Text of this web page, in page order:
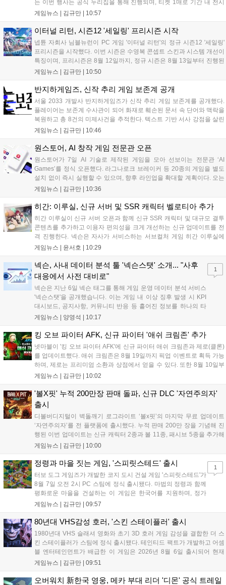
는 이번 행사는 공식 누리집을 통해 진행되며, 티켓 1매로 기간 내 전시
작을 제한 없이 체험할 수 있습니다. 일반 및 루키 부문 등 다양한 인디게
세계 누구나 참여 가능한 이번 행사는 역대 최대 규모로 열려 인디게임
게임뉴스 | 김규만 | 10:57
이터널 리턴, 시즌12 '세일링' 프리시즌 시작
넵튠 자회사 님블뉴런이 PC 게임 '이터널 리턴'의 정규 시즌12 '세일링'
프리시즌을 시작했다. 이번 시즌은 수영복 콘셉트 스킨과 시스템 개선이
특징이며, 프리시즌은 8월 12일까지, 정규 시즌은 8월 13일부터 진행된
다. 실험체 관찰일지 추가와 후반부 전략 강화를 위한 다중 크로노 스피
대를 모으고 있다....
게임뉴스 | 김규만 | 10:50
반지하게임즈, 신작 추리 게임 보존계 공개
서울 2033 개발사 반지하게임즈가 신작 추리 게임 보존계를 공개했다.
플레이어는 보존계 수사관이 되어 화재로 훼손된 문서 속 단어와 맥락을
복원하고 총 8건의 미제사건을 추적한다. 텍스트 기반 서사 강점을 살린
이번 게임은 정보 조합과 사건 재구성이 핵심이며, 현재 스팀 상점 페이
개발에 박차를 가하고 있다....
게임뉴스 | 김규만 | 10:46
원스토어, AI 창작 게임 전문관 오픈
원스토어가 7일 AI 기술로 제작된 게임을 모아 선보이는 전문관 ‘AI
Games’를 정식 오픈했다. 라그나로크 브레이커 등 20종의 게임을 별도
설치 없이 즉시 실행할 수 있으며, 향후 라인업을 확대할 계획이다. 오는
11일부터는 게임 실행 시 할인 쿠폰을 지급하는 오픈 기념 이벤트도 진
있는 환경을 조성해 창작자와 이용자 모두에게 새로운 경험을 제공할 것
게임뉴스 | 김규만 | 10:36
히간: 이루실, 신규 서버 및 SSR 캐릭터 벨로티아 추가
히간 이루실이 신규 서버 오픈과 함께 신규 SSR 캐릭터 및 대규모 결투
콘텐츠를 추가하고 이용자 편의성을 크게 개선하는 신규 업데이트를 전
격 진행한다. 넥슨은 자사가 서비스하는 서브컬처 게임 히간 이루실에
신규 서버 'world3'을 개설하고 신규 캐릭터 및 이벤트 스토리를 포함한
큐버스...
게임뉴스 | 윤서호 | 10:29
넥슨, 사내 데이터 분석 툴 '넥슨스탯' 소개... "사후
대응에서 사전 대비로"
넥슨은 지난 6일 넥슨 태그를 통해 게임 운영 데이터 분석 서비스
'넥슨스탯'을 공개했습니다. 이는 게임 내 이상 징후 발생 시 KPI
대시보드, 공지사항, 커뮤니티 반응 등 흩어진 정보를 하나의 타
임라인에 연결해 원인을 빠르게 파악하도록 돕는 관제 허브입니
중심의 운영 방식을 사전 대비 체계로 전환하며 데이터 기반의 효
게임뉴스 | 양영석 | 10:17
1
킹 오브 파이터 AFK, 신규 파이터 '애쉬 크림존' 추가
넷마블이 '킹 오브 파이터 AFK'에 신규 파이터 애쉬 크림존과 제로(클론)
를 업데이트했다. 애쉬 크림존은 8월 19일까지 픽업 이벤트로 획득 가능
하며, 제로는 프리미엄 소환과 상점에서 얻을 수 있다. 또한 8월 10일부
터 14일까지 럭키 엘피 이벤트로 론을, 13일부터 26일까지 트로피칼 아
로 전략적 전투의 재미가 더욱 강화될 것으로 기대된다....
게임뉴스 | 김규만 | 10:02
'볼X핏' 누적 200만장 판매 돌파, 신규 DLC '자연주의자'
출시
디볼버디지털이 벽돌깨기 로그라이트 ‘볼x핏’의 마지막 무료 업데이트
‘자연주의자’를 전 플랫폼에 출시했다. 누적 판매 200만 장을 기념해 진
행된 이번 업데이트는 신규 캐릭터 2종과 볼 11종, 패시브 5종을 추가해
전략적 재미를 높였다. 게임은 PC와 콘솔, 모바일에서 한글판으로 즐길
라고 밝혀 향후 행보에 기대감을 모으고 있다. 상세 정보는 공식 홈페이
게임뉴스 | 김규만 | 10:00
정령과 마을 짓는 게임, '스피릿스테드' 출시
터보 도그 게임즈가 개발한 코지 도시 건설 게임 '스피릿스테드'가
8월 7일 오전 2시 PC 스팀에 정식 출시됐다. 마법의 정령과 함께
평화로운 마을을 건설하는 이 게임은 한국어를 지원하며, 정가
10,700원에서 10% 할인된 9,630원에 판매된다. 플레이어는 어
고 정령을 활용해 공동체를 성장시킬 수 있다. 따뜻한 손그림 그
모으고 있다....
게임뉴스 | 김규만 | 09:57
1
80년대 VHS감성 호러, '스킨 스테이플러' 출시
1980년대 VHS 슬래셔 영화와 초기 3D 호러 게임 감성을 결합한 더 스
킨 스테이플러가 스팀에 정식 출시됐다. 테인티드 팩트가 개발하고 어셈
블 엔터테인먼트가 배급한 이 게임은 2026년 8월 6일 출시되어 현재
15,000원에 판매 중이다. 캐리언 시티를 배경으로 연쇄살인 사건을 추적
통해 밀도 높은 공포를 선사한다....
게임뉴스 | 김규만 | 09:51
오버워치 新한국 영웅, 메카 부대 리더 '디몬' 공식 트레일